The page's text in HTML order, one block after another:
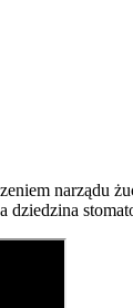
narządu
dziedzina